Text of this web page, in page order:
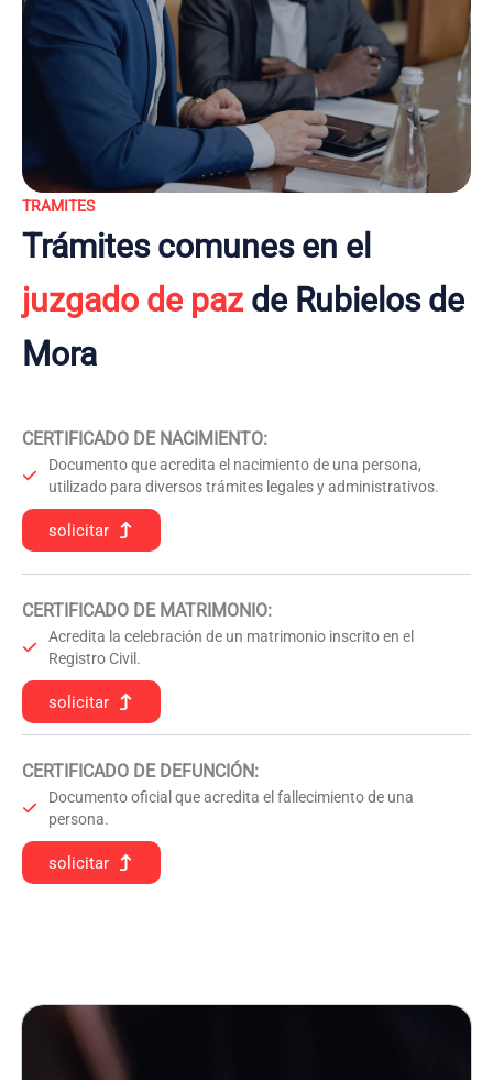
TRAMITES
Trámites comunes en el
juzgado de pazde Rubielos de
Mora
CERTIFICADO DE NACIMIENTO:
Documento que acredita el nacimiento de una persona,
utilizado para diversos trámites legales y administrativos.
solicitar
CERTIFICADO DE MATRIMONIO:
Acredita la celebración de un matrimonio inscrito en el
Registro Civil.
solicitar
CERTIFICADO DE DEFUNCIÓN:
Documento oficial que acredita el fallecimiento de una
persona.
solicitar